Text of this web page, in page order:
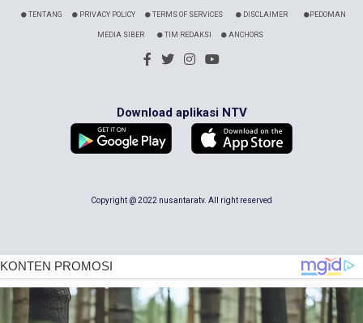
TENTANG PRIVACY POLICY TERMS OF SERVICES DISCLAIMER PEDOMAN
MEDIA SIBER TIM REDAKSI ANCHORS
Download aplikasi NTV
Copyright @ 2022 nusantaratv. All right reserved